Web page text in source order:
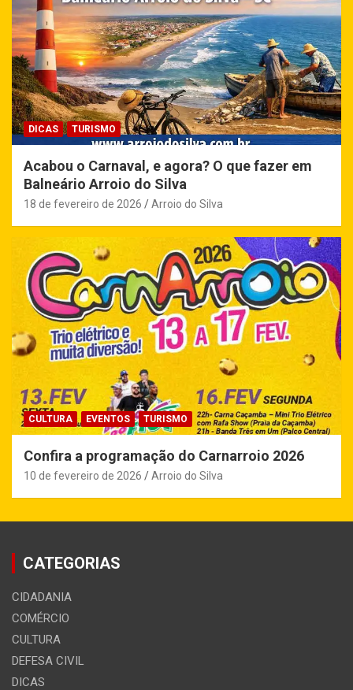
DICAS TURISMO
Acabou o Carnaval, e agora? O que fazer em
Balneário Arroio do Silva
18 de fevereiro de 2026 Arroio do Silva
CULTURA EVENTOS TURISMO
Confira a programação do Carnarroio 2026
10 de fevereiro de 2026 Arroio do Silva
CATEGORIAS
CIDADANIA
COMÉRCIO
CULTURA
DEFESA CIVIL
DICAS